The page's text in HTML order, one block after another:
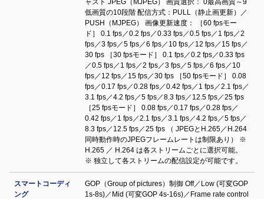
ャスト JPEG（MJPEG） 画質選択： 0最高画質～9
低画質の10段階 配信方式：PULL（静止画更新）／
PUSH（MJPEG） 画像更新速度： ［60 fpsモー
ド］ 0.1 fps／0.2 fps／0.33 fps／0.5 fps／1 fps／2
fps／3 fps／5 fps／6 fps／10 fps／12 fps／15 fps／
30 fps ［30 fpsモード］ 0.1 fps／0.2 fps／0.33 fps
／0.5 fps／1 fps／2 fps／3 fps／5 fps／6 fps／10
fps／12 fps／15 fps／30 fps ［50 fpsモード］ 0.08
fps／0.17 fps／0.28 fps／0.42 fps／1 fps／2.1 fps／
3.1 fps／4.2 fps／5 fps／8.3 fps／12.5 fps／25 fps
［25 fpsモード］ 0.08 fps／0.17 fps／0.28 fps／
0.42 fps／1 fps／2.1 fps／3.1 fps／4.2 fps／5 fps／
8.3 fps／12.5 fps／25 fps （ JPEGとH.265／H.264
同時動作時のJPEGフレームレートは制限あり） ※
H.265 ／ H.264 は各ストリームごとに選択可能。
※ 独立して各ストリームの配信設定が可能です。
スマートコーディ
ング
GOP（Group of pictures）制御 Off／Low (可変GOP
1s-8s)／Mid (可変GOP 4s-16s)／Frame rate control